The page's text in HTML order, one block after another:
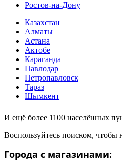
Ростов-на-Дону
Казахстан
Алматы
Астана
Актобе
Караганда
Павлодар
Петропавловск
Тараз
Шымкент
И ещё более 1100 населённых
Воспользуйтесь поиском,
Города с магазинами: